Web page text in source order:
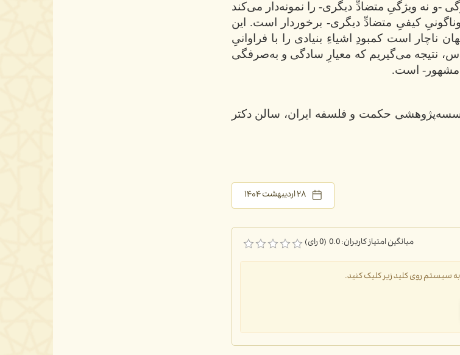
-و نه ویژگیِ متضادِّ دیگری- را نمونه‌دار می‌کند
کیفیِ متضادِّ دیگری- برخوردار است. این
ناچار است کمبودِ اشیاءِ بنیادی را با فراوانیِ
نتیجه می‌گیریم که معیارِ سادگی و به‌صرفگی
مشهور- است.
پژوهشی حکمت و فلسفه ایران، سالن دکتر
۲۸ اردیبهشت ۱۴۰۴
میانگین امتیاز کاربران: 0.0 (0 رای)
به سیستم روی کلید زیر کلیک کنید.